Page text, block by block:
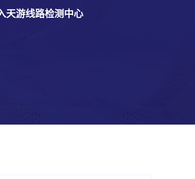
天游线路检测中心